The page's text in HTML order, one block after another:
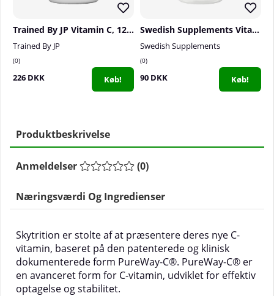
Trained By JP Vitamin C, 120 caps
Trained By JP
0
226 DKK Køb!
Swedish Supplements Vitamin C 500, 60 caps
Swedish Supplements
0
90 DKK Køb!
Produktbeskrivelse
Anmeldelser (0)
Næringsværdi Og Ingredienser
Skytrition er stolte af at præsentere deres nye C-
vitamin, baseret på den patenterede og klinisk
dokumenterede form PureWay-C®. PureWay-C® er
en avanceret form for C-vitamin, udviklet for effektiv
optagelse og stabilitet.